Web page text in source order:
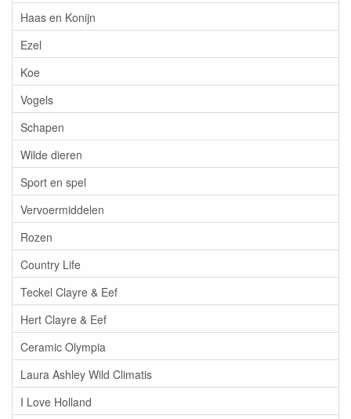
Haas en Konijn
Ezel
Koe
Vogels
Schapen
Wilde dieren
Sport en spel
Vervoermiddelen
Rozen
Country Life
Teckel Clayre & Eef
Hert Clayre & Eef
Ceramic Olympia
Laura Ashley Wild Climatis
I Love Holland